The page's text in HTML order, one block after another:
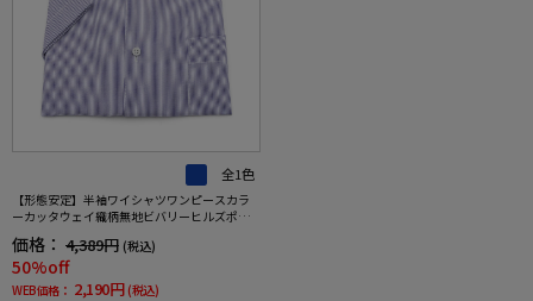
全1色
【形態安定】半袖ワイシャツワンピースカラ
ーカッタウェイ織柄無地ビバリーヒルズポロ
価格： 4,389円 (税込)
50%off
WEB価格： 2,190円 (税込)